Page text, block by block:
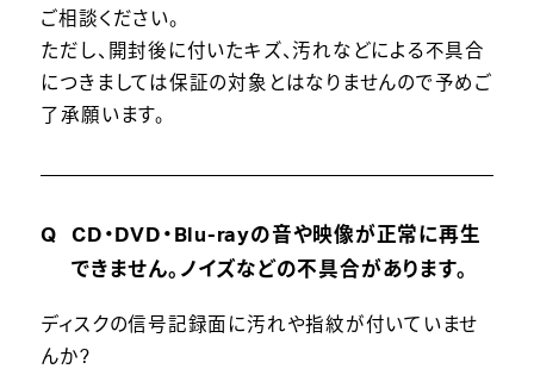
ご相談ください。
ただし、開封後に付いたキズ、汚れなどによる不具合
につきましては保証の対象とはなりませんので予めご
了承願います。
CD・DVD・Blu-rayの音や映像が正常に再生
できません。ノイズなどの不具合があります。
ディスクの信号記録面に汚れや指紋が付いていませ
んか?